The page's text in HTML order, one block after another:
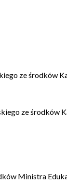
ze środków
ze środków
Ministra